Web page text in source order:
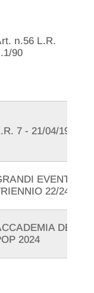
n.56 L.R.
90
7 - 21/04/1955
EVENTI
22/24
DEL
2024